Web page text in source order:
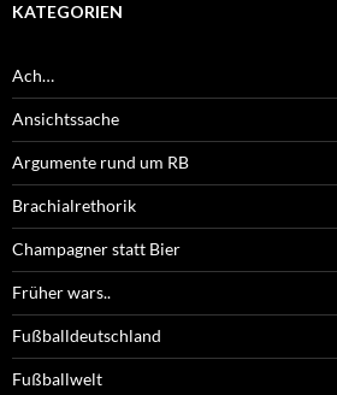
KATEGORIEN
Ach…
Ansichtssache
Argumente rund um RB
Brachialrethorik
Champagner statt Bier
Früher wars..
Fußballdeutschland
Fußballwelt